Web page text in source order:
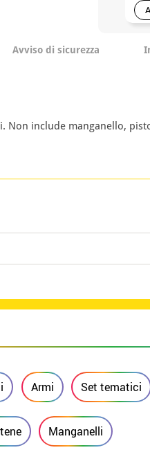
Avviso di sicurezza
include manganello,
Armi Set tematici
Manganelli